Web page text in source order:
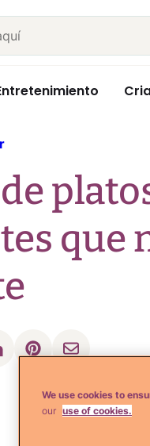
que
We use cookies to
our use of cookies.